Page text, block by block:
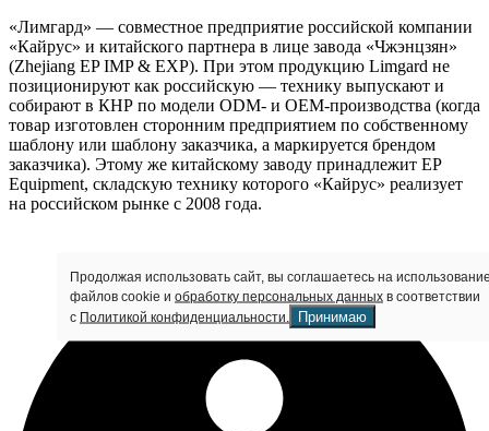
«Лимгард» — совместное предприятие российской компании
«Кайрус» и китайского партнера в лице завода «Чжэнцзян»
(Zhejiang EP IMP & EXP). При этом продукцию Limgard не
позиционируют как российскую — технику выпускают и
собирают в КНР по модели ODM- и OEM-производства (когда
товар изготовлен сторонним предприятием по собственному
шаблону или шаблону заказчика, а маркируется брендом
заказчика). Этому же китайскому заводу принадлежит EP
Equipment, складскую технику которого «Кайрус» реализует
на российском рынке с 2008 года.
Продолжая использовать сайт, вы соглашаетесь на
файлов cookie и обработку персональных данных в соответствии
с Политикой конфиденциальности. Принимаю